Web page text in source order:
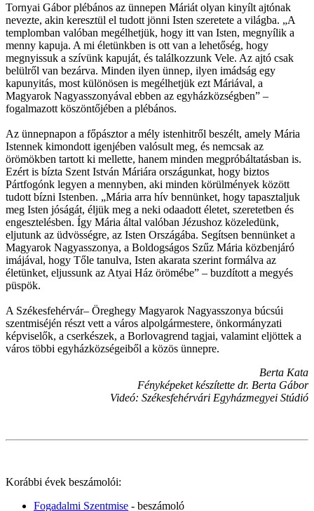
Tornyai Gábor plébános az ünnepen Máriát olyan kinyílt ajtónak
nevezte, akin keresztül el tudott jönni Isten szeretete a világba. „A
templomban valóban megélhetjük, hogy itt van Isten, megnyílik a
menny kapuja. A mi életünkben is ott van a lehetőség, hogy
megnyissuk a szívünk kapuját, és találkozzunk Vele. Az ajtó csak
belülről van bezárva. Minden ilyen ünnep, ilyen imádság egy
kapunyitás, most különösen is megélhetjük ezt Máriával, a
Magyarok Nagyasszonyával ebben az egyházközségben” –
fogalmazott köszöntőjében a plébános.
Az ünnepnapon a főpásztor a mély istenhitről beszélt, amely Mária
Istennek kimondott igenjében valósult meg, és nemcsak az
örömökben tartott ki mellette, hanem minden megpróbáltatásban is.
Ezért is bízta Szent István Máriára országunkat, hogy biztos
Pártfogónk legyen a mennyben, aki minden körülmények között
tudott bízni Istenben. „Mária arra hív bennünket, hogy tapasztaljuk
meg Isten jóságát, éljük meg a neki odaadott életet, szeretetben és
engesztelésben. Így Mária által valóban Jézushoz közeledünk,
eljutunk az üdvösségre, az Isten Országába. Segítsen bennünket a
Magyarok Nagyasszonya, a Boldogságos Szűz Mária közbenjáró
imájával, hogy Tőle tanulva, Isten akarata szerint formálva az
életünket, eljussunk az Atyai Ház örömébe” – buzdított a megyés
püspök.
A Székesfehérvár– Öreghegy Magyarok Nagyasszonya búcsúi
szentmiséjén részt vett a város alpolgármestere, önkormányzati
képviselők, a cserkészek, a Borlovagrend tagjai, valamint eljöttek a
város többi egyházközségeiből a közös ünnepre.
Berta Kata
Fényképeket készítette dr. Berta Gábor
Videó: Székesfehérvári Egyházmegyei Stúdió
Korábbi évek beszámolói:
Fogadalmi Szentmise - beszámoló